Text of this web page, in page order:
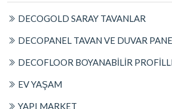
DECOGOLD SARAY TAVANLAR
DECOPANEL TAVAN VE DUVAR
DECOFLOOR BOYANABİLİR
EV YAŞAM
YAPI MARKET